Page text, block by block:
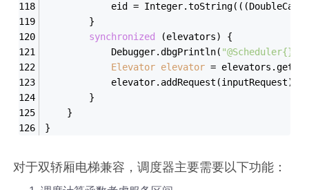
eid =
        }
synchronized
(elevators) {
            Debugger.dbgPrintln(
"@Scheduler{}:
Elevator elevator =
            elevator.addRequest(inputRequest);
        }
    }
}
对于双轿厢电梯兼容，调度器主要需要以下功能：